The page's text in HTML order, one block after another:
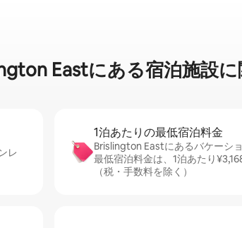
Eastに⁠あ⁠る宿⁠泊⁠施⁠設⁠
レ
1泊あたりの最⁠低⁠宿⁠泊⁠料⁠金
Brislington Eastにあるバケーシ
最低宿泊料金は、1泊あたり
（税・手数料を除く）